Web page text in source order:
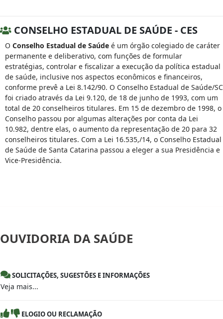
CONSELHO ESTADUAL DE SAÚDE - CES
O Conselho Estadual de Saúde é um órgão colegiado de caráter
permanente e deliberativo, com funções de formular
estratégias, controlar e fiscalizar a execução da política estadual
de saúde, inclusive nos aspectos econômicos e financeiros,
conforme prevê a Lei 8.142/90. O Conselho Estadual de Saúde/SC
foi criado através da Lei 9.120, de 18 de junho de 1993, com um
total de 20 conselheiros titulares. Em 15 de dezembro de 1998, o
Conselho passou por algumas alterações por conta da Lei
10.982, dentre elas, o aumento da representação de 20 para 32
conselheiros titulares. Com a Lei 16.535,/14, o Conselho Estadual
de Saúde de Santa Catarina passou a eleger a sua Presidência e
Vice-Presidência.
OUVIDORIA DA SAÚDE
SOLICITAÇÕES, SUGESTÕES E INFORMAÇÕES
Veja mais...
ELOGIO OU RECLAMAÇÃO